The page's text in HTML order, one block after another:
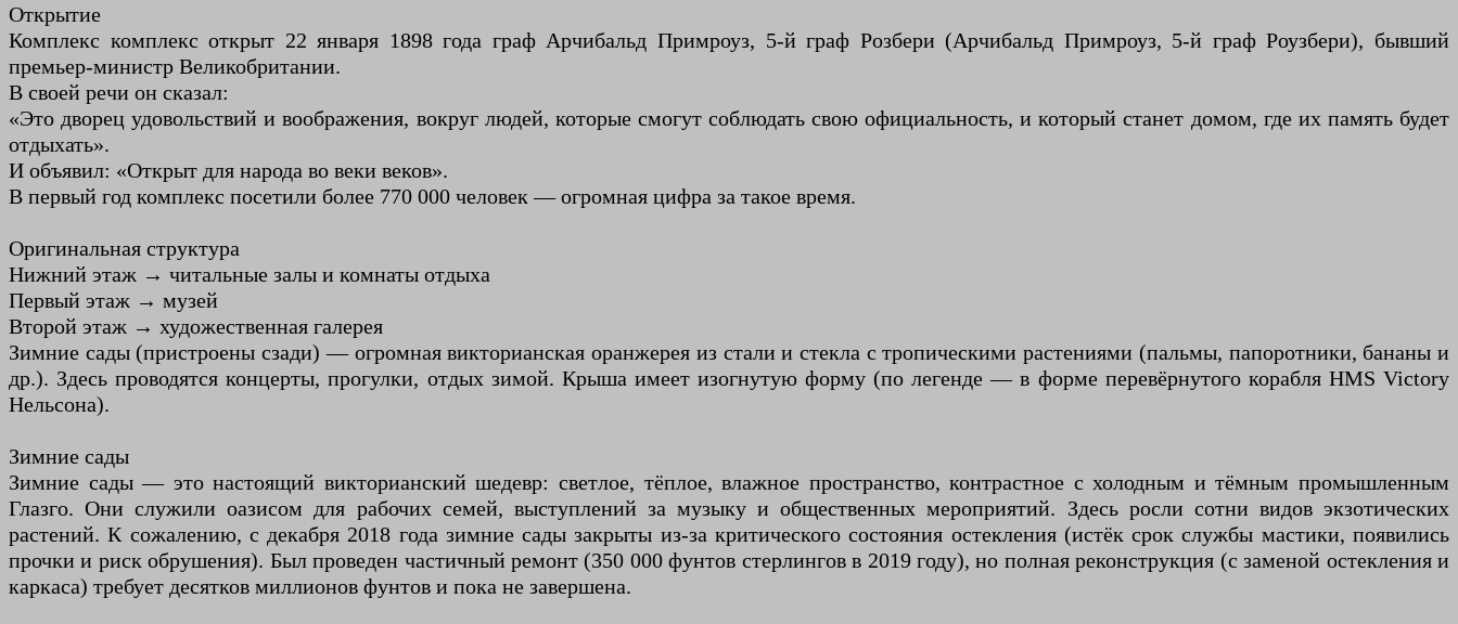
Открытие
Комплекс комплекс открыт 22 января 1898 года граф Арчибальд Примроуз, 5-й граф Розбери (Арчибальд Примроуз, 5-й граф Роузбери), бывший
премьер-министр Великобритании.
В своей речи он сказал:
«Это дворец удовольствий и воображения, вокруг людей, которые смогут соблюдать свою официальность, и который станет домом, где их память будет
отдыхать».
И объявил: «Открыт для народа во веки веков».
В первый год комплекс посетили более 770 000 человек — огромная цифра за такое время.
Оригинальная структура
Нижний этаж → читальные залы и комнаты отдыха
Первый этаж → музей
Второй этаж → художественная галерея
Зимние сады (пристроены сзади) — огромная викторианская оранжерея из стали и стекла с тропическими растениями (пальмы, папоротники, бананы и
др.). Здесь проводятся концерты, прогулки, отдых зимой. Крыша имеет изогнутую форму (по легенде — в форме перевёрнутого корабля HMS Victory
Нельсона).
Зимние сады
Зимние сады — это настоящий викторианский шедевр: светлое, тёплое, влажное пространство, контрастное с холодным и тёмным промышленным
Глазго. Они служили оазисом для рабочих семей, выступлений за музыку и общественных мероприятий. Здесь росли сотни видов экзотических
растений. К сожалению, с декабря 2018 года зимние сады закрыты из-за критического состояния остекления (истёк срок службы мастики, появились
прочки и риск обрушения). Был проведен частичный ремонт (350 000 фунтов стерлингов в 2019 году), но полная реконструкция (с заменой остекления и
каркаса) требует десятков миллионов фунтов и пока не завершена.